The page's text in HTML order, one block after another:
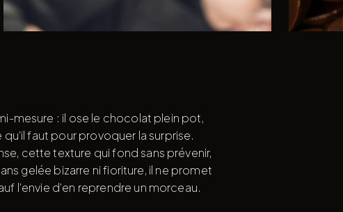
mesure : il ose le chocolat plein pot,
faut pour provoquer la surprise.
cette texture qui fond sans prévenir,
gelée bizarre ni fioriture, il ne promet
l’envie d’en reprendre un morceau.